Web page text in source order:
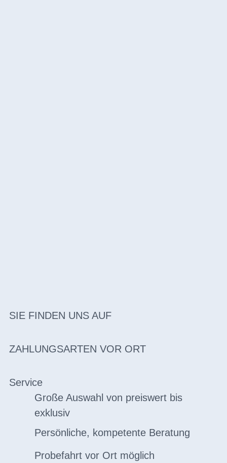
SIE FINDEN UNS AUF
ZAHLUNGSARTEN VOR ORT
Service
Große Auswahl von preiswert bis
exklusiv
Persönliche, kompetente Beratung
Probefahrt vor Ort möglich